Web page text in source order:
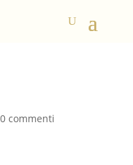
0 commenti